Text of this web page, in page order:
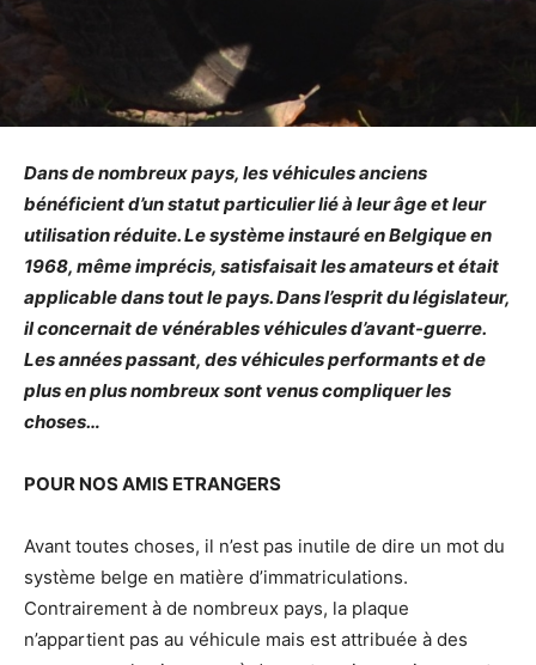
Dans de nombreux pays, les véhicules anciens
bénéficient d’un statut particulier lié à leur âge et leur
utilisation réduite. Le système instauré en Belgique en
1968, même imprécis, satisfaisait les amateurs et était
applicable dans tout le pays. Dans l’esprit du législateur,
il concernait de vénérables véhicules d’avant-guerre.
Les années passant, des véhicules performants et de
plus en plus nombreux sont venus compliquer les
choses…
POUR NOS AMIS ETRANGERS
Avant toutes choses, il n’est pas inutile de dire un mot du
système belge en matière d’immatriculations.
Contrairement à de nombreux pays, la plaque
n’appartient pas au véhicule mais est attribuée à des